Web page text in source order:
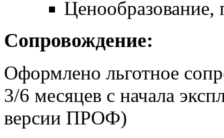
Ценообразование,
Сопровождение:
Оформлено льготное
3/6 месяцев с начала
версии ПРОФ)